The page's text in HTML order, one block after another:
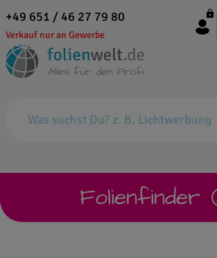
+49 651 / 46 27 79 80
Verkauf nur an Gewerbe
Folienfinder